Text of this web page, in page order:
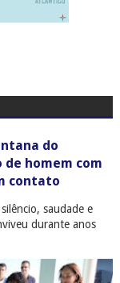
do
homem com
contato
saudade e
durante anos